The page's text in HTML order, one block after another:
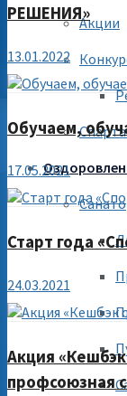
Акции
РЕШЕНИЯ»
13.01.2022
Обучаем,
17.05.2021
Старт года
24.03.2021
Акция
профсоюзная